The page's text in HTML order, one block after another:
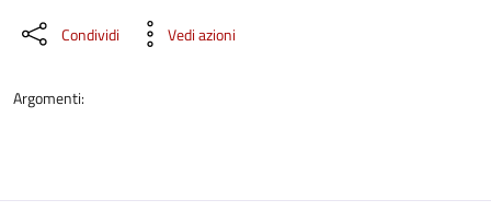
Condividi Vedi azioni
Argomenti: